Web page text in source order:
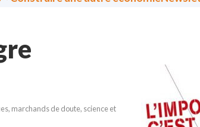
, marchands de doute, science et